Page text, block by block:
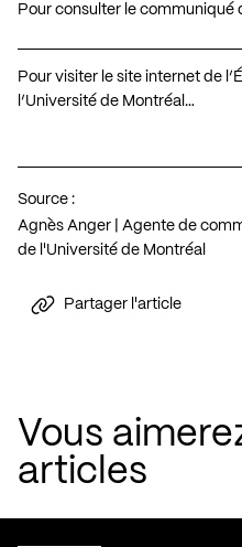
Pour consulter le communiqué
Pour visiter le site internet de
l’Université de Montréal…
Source :
Agnès Anger | Agente de
de l'Université de Montréal
Partager l'article
Vous
articles